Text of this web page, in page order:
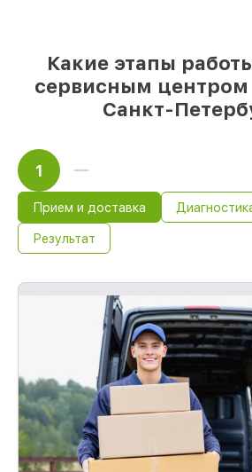
Какие этапы
сервисным
Санкт-
1
Прием и доставка
Результат